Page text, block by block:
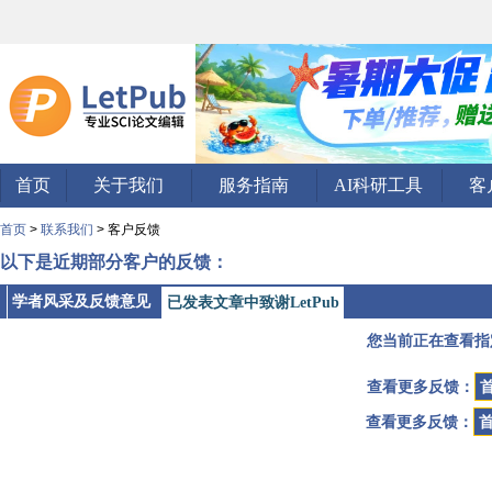
首页 关于我们 服务指南 AI科研工具 客
首页 > 联系我们 > 客户反馈
以下是近期部分客户的反馈：
学者风采及反馈意见 已发表文章中致谢LetPub
您当前正在查看
查看更多反馈：
查看更多反馈：